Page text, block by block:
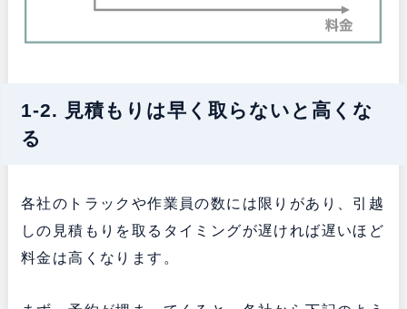
1-2. 見積もりは早く取らないと高くな
る
各社のトラックや作業員の数には限りがあり、引越
しの見積もりを取るタイミングが遅ければ遅いほど
料金は高くなります。